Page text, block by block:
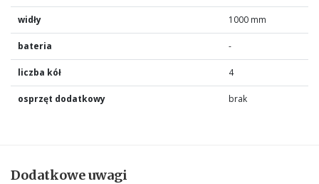
widły 1000 mm
bateria -
liczba kół 4
osprzęt dodatkowy brak
Dodatkowe uwagi